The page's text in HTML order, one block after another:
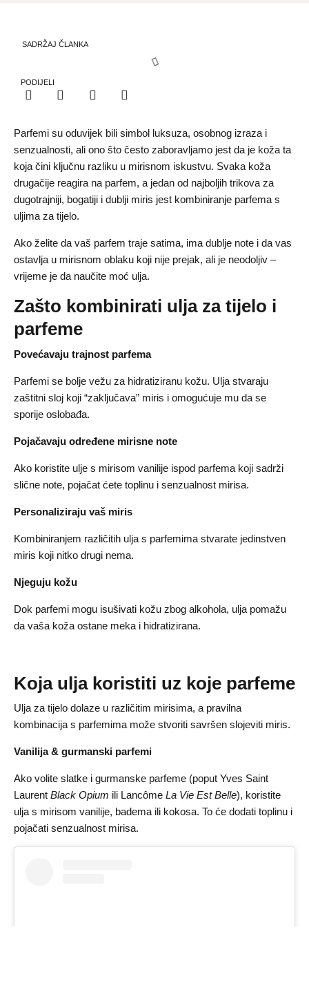
SADRŽAJ ČLANKA
PODIJELI
Parfemi su oduvijek bili simbol luksuza, osobnog izraza i
senzualnosti, ali ono što često zaboravljamo jest da je koža ta
koja čini ključnu razliku u mirisnom iskustvu. Svaka koža
drugačije reagira na parfem, a jedan od najboljih trikova za
dugotrajniji, bogatiji i dublji miris jest kombiniranje parfema s
uljima za tijelo.
Ako želite da vaš parfem traje satima, ima dublje note i da vas
ostavlja u mirisnom oblaku koji nije prejak, ali je neodoljiv –
vrijeme je da naučite moć ulja.
Zašto kombinirati ulja za tijelo i
parfeme
Povećavaju trajnost parfema
Parfemi se bolje vežu za hidratiziranu kožu. Ulja stvaraju
zaštitni sloj koji “zaključava” miris i omogućuje mu da se
sporije oslobađa.
Pojačavaju određene mirisne note
Ako koristite ulje s mirisom vanilije ispod parfema koji sadrži
slične note, pojačat ćete toplinu i senzualnost mirisa.
Personaliziraju vaš miris
Kombiniranjem različitih ulja s parfemima stvarate jedinstven
miris koji nitko drugi nema.
Njeguju kožu
Dok parfemi mogu isušivati kožu zbog alkohola, ulja pomažu
da vaša koža ostane meka i hidratizirana.
Koja ulja koristiti uz koje parfeme
Ulja za tijelo dolaze u različitim mirisima, a pravilna
kombinacija s parfemima može stvoriti savršen slojeviti miris.
Vanilija & gurmanski parfemi
Ako volite slatke i gurmanske parfeme (poput Yves Saint
Laurent Black Opium ili Lancôme La Vie Est Belle), koristite
ulja s mirisom vanilije, badema ili kokosa. To će dodati toplinu i
pojačati senzualnost mirisa.